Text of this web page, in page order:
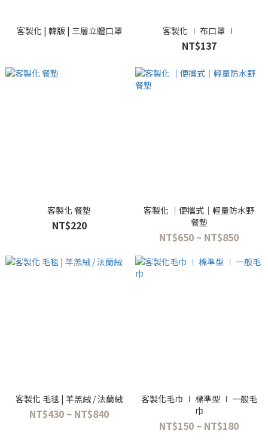
客製化 | 韓版 | 三層立體口罩 客製化 ∣ 布口罩 ∣
NT$137
客製化 餐墊
NT$220
客製化 ｜便攜式｜輕量防水野
餐墊
NT$650 ~ NT$850
客製化 毛毯 | 羊羔絨 / 法蘭絨
NT$430 ~ NT$840
客製化毛巾 ∣ 標準型 ∣ 一般毛
巾
NT$150 ~ NT$180